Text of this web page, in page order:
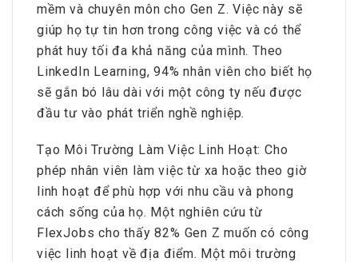
mềm và chuyên môn cho Gen Z. Việc này sẽ
giúp họ tự tin hơn trong công việc và có thể
phát huy tối đa khả năng của mình. Theo
LinkedIn Learning, 94% nhân viên cho biết họ
sẽ gắn bó lâu dài với một công ty nếu được
đầu tư vào phát triển nghề nghiệp.
Tạo Môi Trường Làm Việc Linh Hoạt: Cho
phép nhân viên làm việc từ xa hoặc theo giờ
linh hoạt để phù hợp với nhu cầu và phong
cách sống của họ. Một nghiên cứu từ
FlexJobs cho thấy 82% Gen Z muốn có công
việc linh hoạt về địa điểm. Một môi trường